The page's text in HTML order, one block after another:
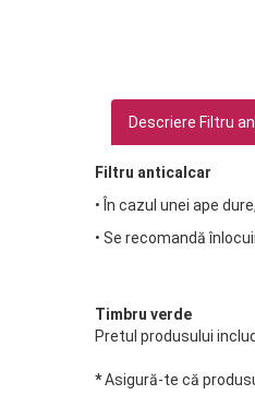
Descriere Filtru
Filtru anticalcar
• În cazul unei ape
• Se recomandă
Timbru verde
Pretul produsului
*Asigură-te că